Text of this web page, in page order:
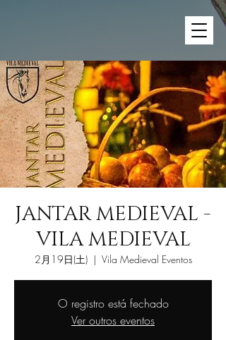
JANTAR MEDIEVAL -
VILA MEDIEVAL
2月19日(土)
  |
Vila Medieval Eventos
O registro está fechado
Ver outros eventos